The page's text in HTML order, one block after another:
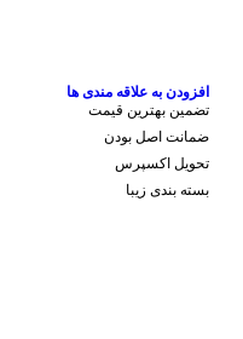
افزودن به علاقه مندی ها
تضمین بهترین قیمت
ضمانت اصل بودن
تحویل اکسپرس
بسته بندی زیبا